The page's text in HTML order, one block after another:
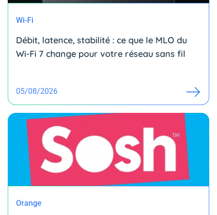
Wi-Fi
Débit, latence, stabilité : ce que le MLO du
Wi-Fi 7 change pour votre réseau sans fil
05/08/2026
Orange